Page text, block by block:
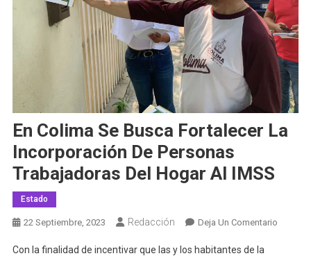
En Colima Se Busca Fortalecer La
Incorporación De Personas
Trabajadoras Del Hogar Al IMSS
Estado
22 Septiembre, 2023 Redacción Deja Un ComentarioEn
Con la finalidad de incentivar que las y los habitantes de la